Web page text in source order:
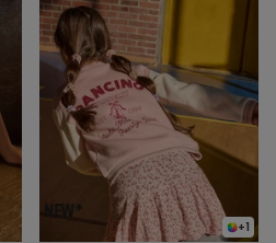
+1